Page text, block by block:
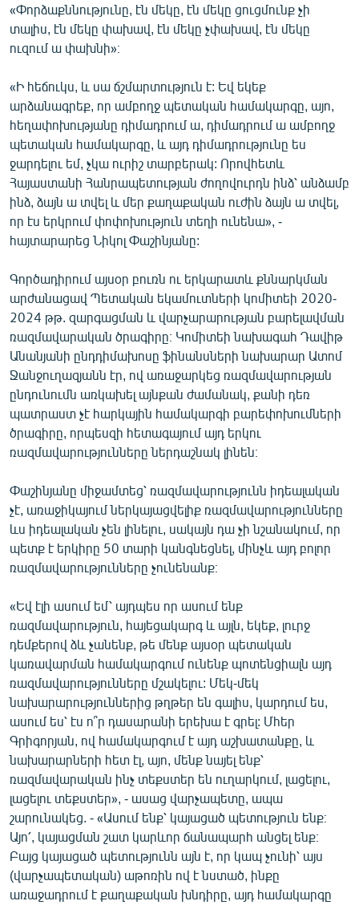
«Ազատության» բոլոր կայքերը
«Փորձաքննությունը, էն մեկը, էն մեկը ցուցմունք չի
տալիս, էն մեկը փախավ, էն մեկը չփախավ, էն մեկը
ուզում ա փախնի»։
«Ի հեճուկս, և սա ճշմարտություն է: Եվ եկեք
արձանագրեք, որ ամբողջ պետական համակարգը, այո,
հեղափոխությանը դիմադրում ա, դիմադրում ա ամբողջ
պետական համակարգը, և այդ դիմադրությունը ես
ջարդելու եմ, չկա ուրիշ տարբերակ: Որովհետև
Հայաստանի Հանրապետության ժողովուրդն ինձ՝ անձամբ
ինձ, ձայն ա տվել և մեր քաղաքական ուժին ձայն ա տվել,
որ էս երկրում փոփոխություն տեղի ունենա», -
հայտարարեց Նիկոլ Փաշինյանը:
Գործադիրում այսօր բուռն ու երկարատև քննարկման
արժանացավ Պետական եկամուտների կոմիտեի 2020-
2024 թթ. զարգացման և վարչարարության բարելավման
ռազմավարական ծրագիրը։ Կոմիտեի նախագահ Դավիթ
Անանյանի ընդդիմախոսը ֆինանսների նախարար Ատոմ
Ջանջուղազյանն էր, ով առաջարկեց ռազմավարության
ընդունումն առկախել այնքան ժամանակ, քանի դեռ
պատրաստ չէ հարկային համակարգի բարեփոխումների
ծրագիրը, որպեսզի հետագայում այդ երկու
ռազմավարությունները ներդաշնակ լինեն։
Փաշինյանը միջամտեց՝ ռազմավարությունն իդեալական
չէ, առաջիկայում ներկայացվելիք ռազմավարությունները
ևս իդեալական չեն լինելու, սակայն դա չի նշանակում, որ
պետք է երկիրը 50 տարի կանգնեցնել, մինչև այդ բոլոր
ռազմավարությունները չունենանք։
«Եվ էլի ասում եմ՝ այդպես որ ասում ենք
ռազմավարություն, հայեցակարգ և այլն, եկեք, լուրջ
դեմքերով ձև չանենք, թե մենք այսօր պետական
կառավարման համակարգում ունենք պոտենցիալն այդ
ռազմավարությունները մշակելու: Մեկ-մեկ
նախարարություններից թղթեր են գալիս, կարդում ես,
ասում ես՝ էս ո՞ր դասարանի երեխա է գրել: Մհեր
Գրիգորյան, ով համակարգում է այդ աշխատանքը, և
նախարարների հետ էլ, այո, մենք նայել ենք՝
ռազմավարական ինչ տեքստեր են ուղարկում, լացելու,
լացելու տեքստեր», - ասաց վարչապետը, ապա
շարունակեց. - «Ասում ենք՝ կայացած պետություն ենք։
Այո՛, կայացման շատ կարևոր ճանապարհ անցել ենք։
Բայց կայացած պետությունն այն է, որ կապ չունի՝ այս
(վարչապետական) աթոռին ով է նստած, ինքը
առաջադրում է քաղաքական խնդիրը, այդ համակարգը